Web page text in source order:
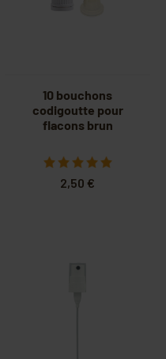
10 bouchons
codigoutte pour
flacons brun
2,50 €